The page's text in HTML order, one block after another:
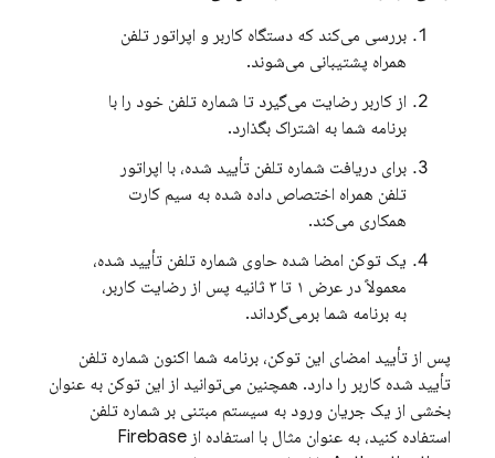
بررسی می‌کند که دستگاه کاربر و اپراتور تلفن
همراه پشتیبانی می‌شوند.
از کاربر رضایت می‌گیرد تا شماره تلفن خود را با
برنامه شما به اشتراک بگذارد.
برای دریافت شماره تلفن تأیید شده، با اپراتور
تلفن همراه اختصاص داده شده به سیم کارت
همکاری می‌کند.
یک توکن امضا شده حاوی شماره تلفن تأیید شده،
معمولاً در عرض ۱ تا ۳ ثانیه پس از رضایت کاربر،
به برنامه شما برمی‌گرداند.
پس از تأیید امضای این توکن، برنامه شما اکنون شماره تلفن
تأیید شده کاربر را دارد. همچنین می‌توانید از این توکن به عنوان
بخشی از یک جریان ورود به سیستم مبتنی بر شماره تلفن
استفاده کنید، به عنوان مثال با استفاده از Firebase